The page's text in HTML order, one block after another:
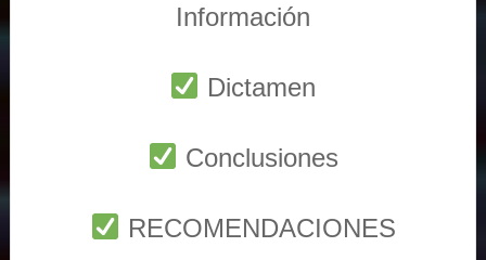
Información
Dictamen
Conclusiones
RECOMENDACIONES